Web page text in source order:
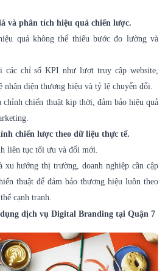
và phân tích hiệu quả chiến lược.
quả không thể thiếu bước đo lường và
các chỉ số KPI như lượt truy cập website,
nhận diện thương hiệu và tỷ lệ chuyển đổi.
chỉnh chiến thuật kịp thời, đảm bảo hiệu quả
chiến lược theo dữ liệu thực tế.
liên tục tối ưu và đổi mới.
hướng thị trường, doanh nghiệp cần cập
thuật để đảm bảo thương hiệu luôn theo
cạnh tranh.
dịch vụ Digital Branding tại Quận 7